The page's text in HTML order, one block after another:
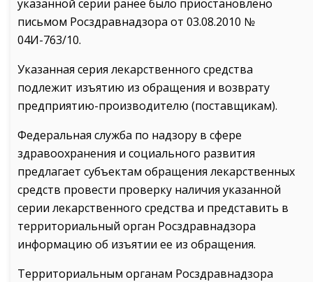
указанной серии ранее было приостановлено
письмом Росздравнадзора от 03.08.2010 №
04И-763/10.
Указанная серия лекарственного средства
подлежит изъятию из обращения и возврату
предприятию-производителю (поставщикам).
Федеральная служба по надзору в сфере
здравоохранения и социального развития
предлагает субъектам обращения лекарственных
средств провести проверку наличия указанной
серии лекарственного средства и представить в
территориальный орган Росздравнадзора
информацию об изъятии ее из обращения.
Территориальным органам Росздравнадзора